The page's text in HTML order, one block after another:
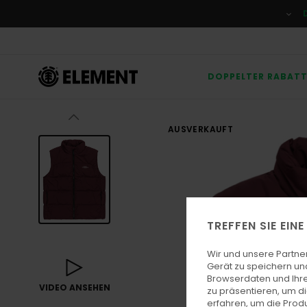
Produktinformation
DOPPELTER RABATT
VIDEO ANSEHEN
AUSVERKAUFT
TREFFEN SIE
Wir und unsere
Gerät zu speichern
Browserdaten und
zu präsentieren, um
erfahren, um die